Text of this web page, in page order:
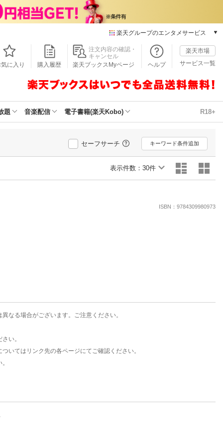
楽天グループのエンタメサービス
本/ゲーム/CD/DVD
楽天ブックス
楽天Kobo
動画配信
楽天TV
動画配信ガイド
気に入り 購入履歴
注文内容の確認・
キャンセル
楽天ブックスMyページ
ヘルプ
楽天市場
サービス一覧
題 音楽配信 電子書籍(楽天Kobo) R18+
セーフサーチ キーワード条件追加
表示件数： 30件
ISBN：9784309980973
なる場合がございます。ご注意ください。
い。
いてはリンク先の各ページにてご確認ください。